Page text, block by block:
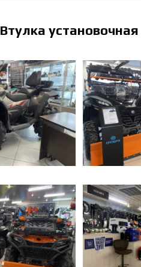
Втулка